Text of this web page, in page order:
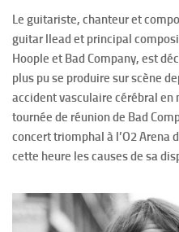
Le guitariste, chanteur et
guitar llead et principal
Hoople et Bad Company, est
plus pu se produire sur scène
accident vasculaire cérébral en
tournée de réunion de Bad
concert triomphal à l’O2 Arena
cette heure les causes de sa